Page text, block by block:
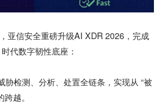
亚信安全重磅升级AI XDR 2026，完成
代数字韧性底座：
胁检测、分析、处置全链条，实现从 “被
越。